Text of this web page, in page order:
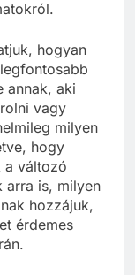
hogyan
annak, aki
vagy
milyen
hogy
a változó
arra is, milyen
hozzájuk,
érdemes